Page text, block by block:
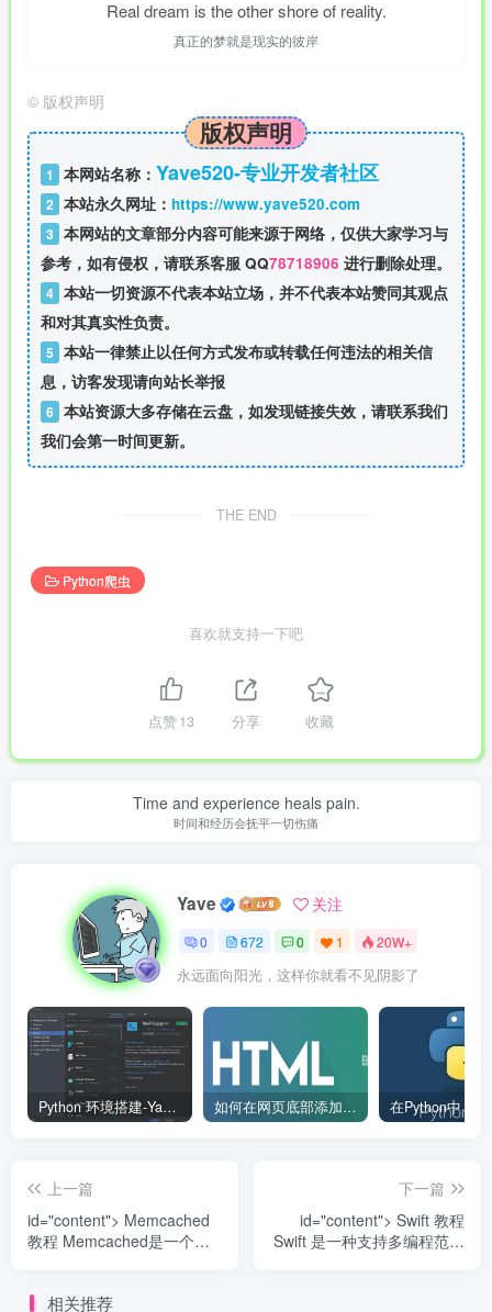
Real dream is the other shore of reality.
真正的梦就是现实的彼岸
© 版权声明
版权声明
1 本网站名称： Yave520-专业开发者社区
2 本站永久网址： https://www.yave520.com
3 本网站的文章部分内容可能来源于网络，仅供大家学习与
参考，如有侵权，请联系客服 QQ78718906 进行删除处理。
4 本站一切资源不代表本站立场，并不代表本站赞同其观点
和对其真实性负责。
5 本站一律禁止以任何方式发布或转载任何违法的相关信
息，访客发现请向站长举报
6 本站资源大多存储在云盘，如发现链接失效，请联系我们
我们会第一时间更新。
THE END
Python爬虫
喜欢就支持一下吧
点赞13 分享 收藏
Time and experience heals pain.
时间和经历会抚平一切伤痛
Yave 关注
0 672 0 1 20W+
永远面向阳光，这样你就看不见阴影了
Python 环境搭建-Yave520-专业开发者社区 如何在网页底部添加版权信息？
上一篇
id="content"> Memcached
教程 Memcached是一个自
下一篇
id="content"> Swift 教程
Swift 是一种支持多编程范式
相关推荐